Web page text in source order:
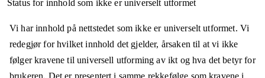
Status for innhold som ikke er universelt utformet
Vi har innhold på nettstedet som ikke er universelt utformet. Vi
redegjør for hvilket innhold det gjelder, årsaken til at vi ikke
følger kravene til universell utforming av ikt og hva det betyr for